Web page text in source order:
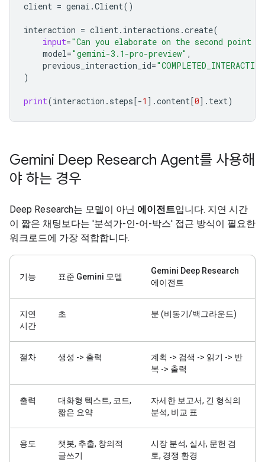
client = genai .Client()
interaction = client. interactions .create(
input="Can you elaborate on the second point
model="gemini-3.1-pro-preview" ,
previous_interaction_id=
)
print(interaction . steps[-1 ] .content[0] . text)
Gemini Deep Research Agent를 사용해
야 하는 경우
Deep Research는 모델이 아닌 에이전트입니다. 지연 시간
이 짧은 채팅보다는 '분석가-인-어-박스' 접근 방식이 필요한
워크로드에 가장 적합합니다.
기능 표준 Gemini 모델
Gemini Deep Research
에이전트
지연
시간
초 분 (비동기/백그라운드)
절차 생성 -> 출력
계획 -> 검색 -> 읽기 -> 반
복 -> 출력
출력
대화형 텍스트, 코드,
짧은 요약
자세한 보고서, 긴 형식의
분석, 비교 표
용도
챗봇, 추출, 창의적
글쓰기
시장 분석, 실사, 문헌 검
토, 경쟁 환경